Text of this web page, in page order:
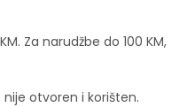
Za narudžbe do 100 KM,
otvoren i korišten.